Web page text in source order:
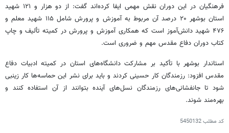
فرهنگیان در این دوران نقش مهمی ایفا کرده‌اند گفت: از دو هزار و ۱۲۱ شهید
استان بوشهر ۲۰ درصد آن مربوط به آموزش و پرورش شامل ۱۱۵ شهید معلم و
۴۷۶ شهید دانش‌آموز است که همکاری آموزش و پرورش در کمیته تألیف و چاپ
کتاب دوران دفاع مقدس مهم و ضروری است.
استاندار بوشهر با تأکید بر مشارکت دانشگاه‌های استان در کمیته ادبیات دفاع
مقدس افزود: رزمندگان کار حسینی کردند و باید برای نشر این حماسه‌ها کار زینبی
شود تا جانفشانی‌های رزمندگان نسل‌های آینده بتوانند از آن استفاده کنند و
بهره‌مند شوند.
کد مطلب5450132